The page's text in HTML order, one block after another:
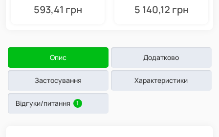
593,41 грн 5 140,12 грн
Опис Додатково
Застосування Характеристики
Відгуки/питання 1